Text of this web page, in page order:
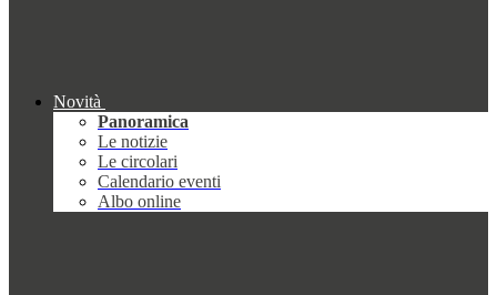
Novità
Panoramica
Le notizie
Le circolari
Calendario eventi
Albo online